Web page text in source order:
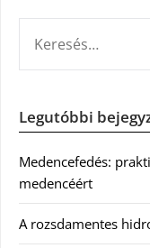
Legutóbbi
Medencefedés:
medencéért
A rozsdamentes